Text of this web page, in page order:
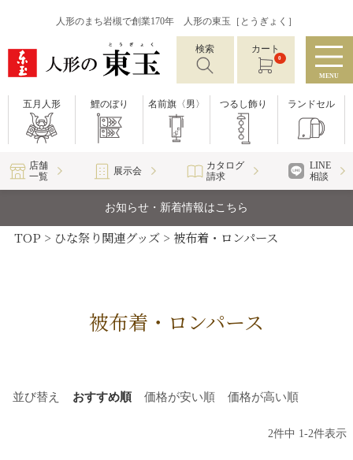
人形のまち岩槻で創業170年 人形の東玉［とうぎょく］
検索 カート
0
MENU
五月人形 鯉のぼり 名前旗〈男〉 つるし飾り ランドセル
店舗
一覧
展示会
カタログ
請求
LINE
相談
お知らせ・新着情報はこちら
TOP ひな祭り関連グッズ 被布着・ロンパース
被布着・ロンパース
並び替え おすすめ順 価格が安い順 価格が高い順
2件中 1-2件表示